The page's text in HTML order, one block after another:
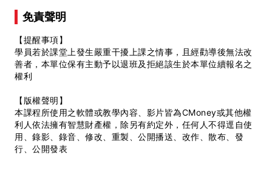
免責聲明
【提醒事項】
學員若於課堂上發生嚴重干擾上課之情事，且經勸導後無法改
善者，本單位保有主動予以退班及拒絕該生於本單位續報名之
權利
【版權聲明】
本課程所使用之軟體或教學內容、影片皆為CMoney或其他權
利人依法擁有智慧財產權，除另有約定外，任何人不得逕自使
用、錄影、錄音、修改、重製、公開播送、改作、散布、發
行、公開發表